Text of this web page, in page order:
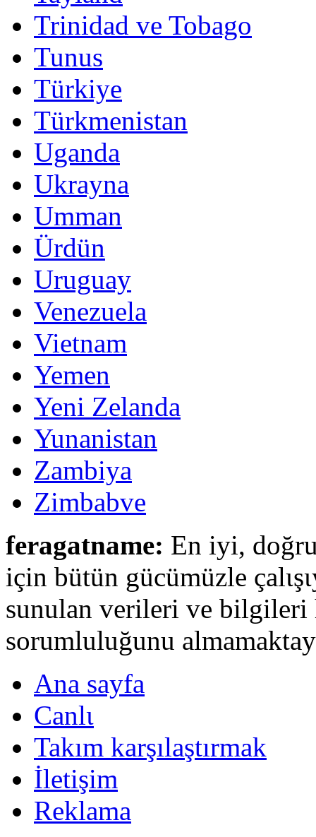
Trinidad ve Tobago
Tunus
Türkiye
Türkmenistan
Uganda
Ukrayna
Umman
Ürdün
Uruguay
Venezuela
Vietnam
Yemen
Yeni Zelanda
Yunanistan
Zambiya
Zimbabve
feragatname: En iyi,
için bütün gücümüzle
sunulan verileri ve bilgileri
sorumluluğunu
Ana sayfa
Canlι
Takım karşılaştırmak
İletişim
Reklama